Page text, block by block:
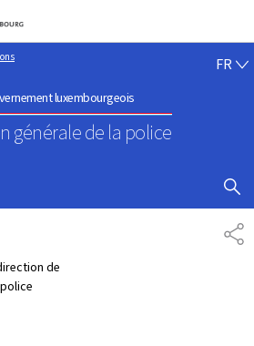
menu principal
au contenu
luxembourgeois
générale de la police
FR
de